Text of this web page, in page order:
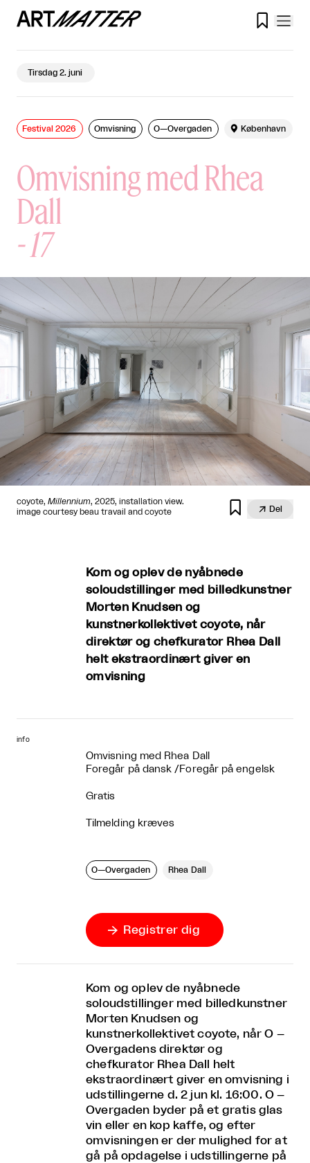

Tirsdag 2. juni
Omvisning med Rhea
Dall
-17
Festival 2026 Omvisning O—Overgaden  København
coyote, Millennium, 2025, installation view.
image courtesy beau travail and coyote
  Del
Kom og oplev de nyåbnede
soloudstillinger med billedkunstner
Morten Knudsen og
kunstnerkollektivet coyote, når
direktør og chefkurator Rhea Dall
helt ekstraordinært giver en
omvisning
info
Omvisning med Rhea Dall
Foregår på dansk / Foregår på engelsk
Gratis
Tilmelding kræves
O—Overgaden Rhea Dall
 Registrer dig
Kom og oplev de nyåbnede
soloudstillinger med billedkunstner
Morten Knudsen og
kunstnerkollektivet coyote, når O –
Overgadens direktør og
chefkurator Rhea Dall helt
ekstraordinært giver en omvisning i
udstillingerne d. 2 jun kl. 16:00. O –
Overgaden byder på et gratis glas
vin eller en kop kaffe, og efter
omvisningen er der mulighed for at
gå på opdagelse i udstillingerne på